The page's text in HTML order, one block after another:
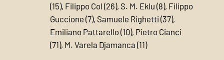
(15), Filippo Col (26), S. M. Eklu (8), Filippo
Guccione (7), Samuele Righetti (37),
Emiliano Pattarello (10), Pietro Cianci
(71), M. Varela Djamanca (11)